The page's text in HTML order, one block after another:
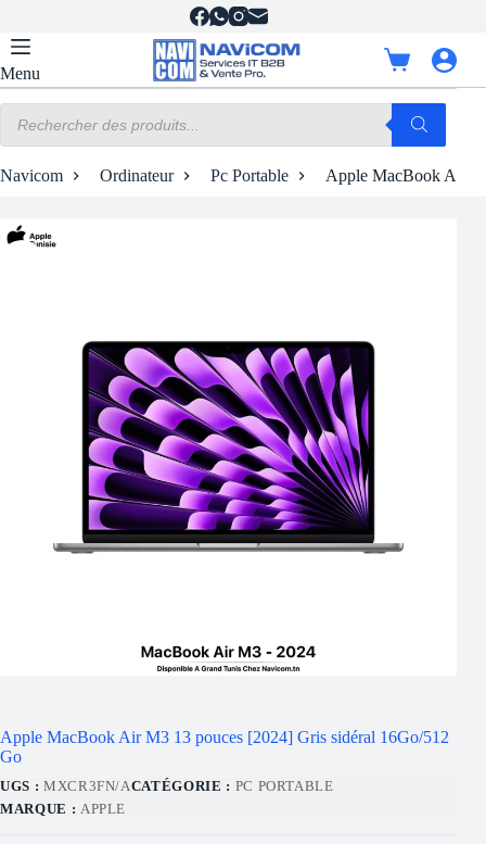
contenu
Menu
Panier
d’achat
produits
Navicom Ordinateur Pc Portable Apple MacBook Air
Apple MacBook Air M3 13 pouces [2024] Gris sidéral 16Go/512
Go
UGS : MXCR3FN/ACATÉGORIE : PC PORTABLE
MARQUE : APPLE